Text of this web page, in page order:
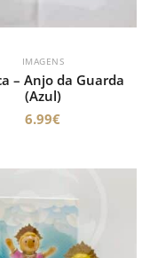
IMAGENS
– Anjo da Guarda
(Azul)
6.99€